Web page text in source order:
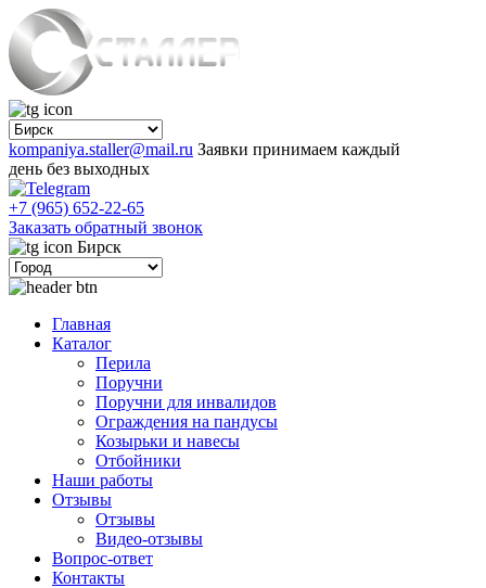
kompaniya.staller@mail.ru Заявки принимаем каждый
день без выходных
+7 (965) 652-22-65
Заказать обратный звонок
Бирск
Главная
Каталог
Перила
Поручни
Поручни для инвалидов
Ограждения на пандусы
Козырьки и навесы
Отбойники
Наши работы
Отзывы
Отзывы
Видео-отзывы
Вопрос-ответ
Контакты